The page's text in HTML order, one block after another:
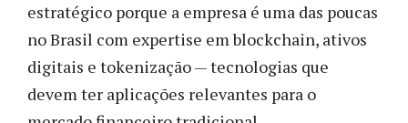
estratégico porque a empresa é uma das poucas
no Brasil com expertise em blockchain, ativos
digitais e tokenização — tecnologias que
devem ter aplicações relevantes para o